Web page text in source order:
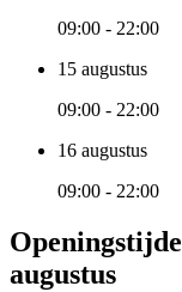
09:00 - 22:00
15 augustus
09:00 - 22:00
16 augustus
09:00 - 22:00
augustus